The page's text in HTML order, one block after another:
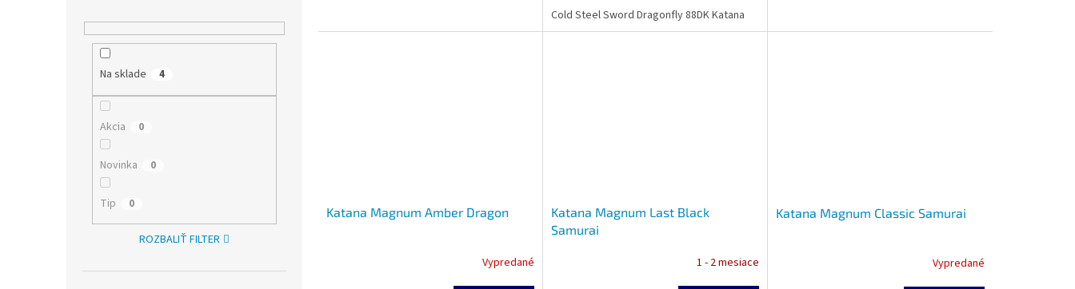
Na sklade 4
Akcia 0
Novinka 0
Tip 0
ROZBALIŤ FILTER
Cold Steel Sword Dragonfly 88DK Katana
Katana Magnum Amber Dragon
Vypredané
Katana Magnum Last Black
Samurai
1 - 2 mesiace
Katana Magnum Classic Samurai
Vypredané